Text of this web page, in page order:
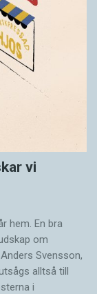
vi
hem. En bra
om
Svensson,
alltså till
i